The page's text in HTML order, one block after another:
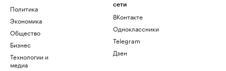
Политика
Экономика
Общество
Бизнес
Технологии и
медиа
сети
ВКонтакте
Одноклассники
Telegram
Дзен